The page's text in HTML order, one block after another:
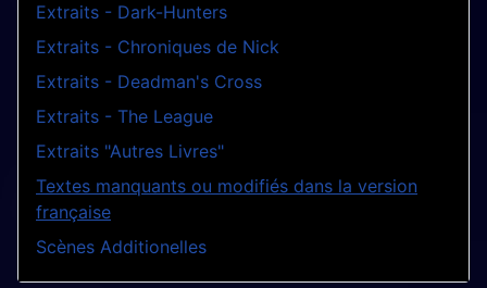
Extraits - Dark-Hunters
Extraits - Chroniques de Nick
Extraits - Deadman's Cross
Extraits - The League
Extraits "Autres Livres"
Textes manquants ou modifiés dans la version
française
Scènes Additionelles